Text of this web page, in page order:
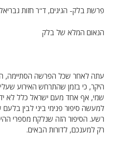
פרשת בלק- הגיגים, ד"ר חזות
הנאום המלא של בלק
עתה לאחר שכל הפרשה הסתיימה,
היקר, כי בזמן שהתרחש האירוע
שמי, אף אחד מעם ישראל כלל לא
למעשה סיפור פנימי ביני לבין
רשע. הסיפור הזה שנלקח מספרי
רק למענכם, לדורות הבאים.